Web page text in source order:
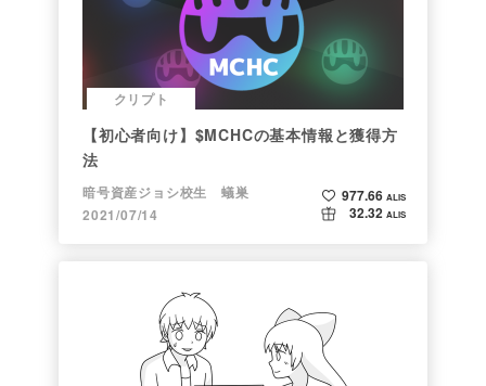
クリプト
【初心者向け】$MCHCの基本情報と獲得方
法
暗号資産ジョシ校生 蟻巣
2021/07/14
977.66 ALIS
32.32 ALIS